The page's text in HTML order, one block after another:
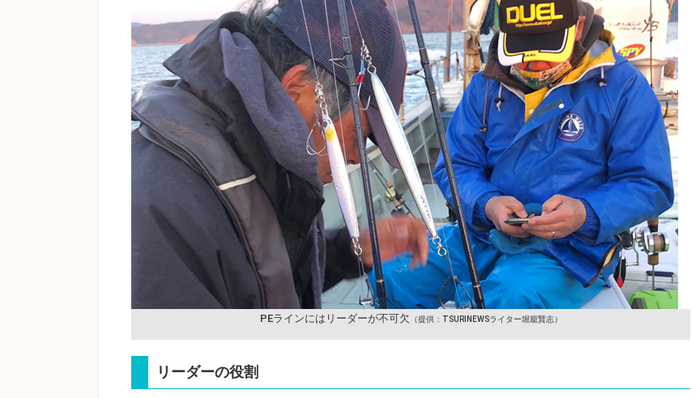
PEラインにはリーダーが不可欠 （提供：TSURINEWSライター堀籠賢志）
リーダーの役割